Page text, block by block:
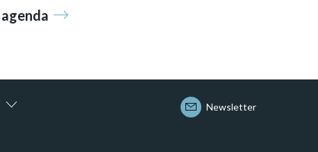
Newsletter